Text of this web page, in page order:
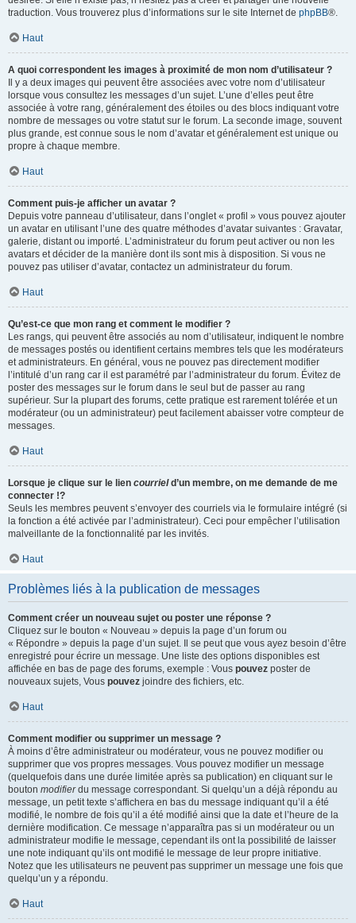
traduction. Vous trouverez plus d’informations sur le site Internet de phpBB®.
Haut
A quoi correspondent les images à proximité de mon nom d’utilisateur ?
Il y a deux images qui peuvent être associées avec votre nom d’utilisateur
lorsque vous consultez les messages d’un sujet. L’une d’elles peut être
associée à votre rang, généralement des étoiles ou des blocs indiquant votre
nombre de messages ou votre statut sur le forum. La seconde image, souvent
plus grande, est connue sous le nom d’avatar et généralement est unique ou
propre à chaque membre.
Haut
Comment puis-je afficher un avatar ?
Depuis votre panneau d’utilisateur, dans l’onglet « profil » vous pouvez ajouter
un avatar en utilisant l’une des quatre méthodes d’avatar suivantes : Gravatar,
galerie, distant ou importé. L’administrateur du forum peut activer ou non les
avatars et décider de la manière dont ils sont mis à disposition. Si vous ne
pouvez pas utiliser d’avatar, contactez un administrateur du forum.
Haut
Qu’est-ce que mon rang et comment le modifier ?
Les rangs, qui peuvent être associés au nom d’utilisateur, indiquent le nombre
de messages postés ou identifient certains membres tels que les modérateurs
et administrateurs. En général, vous ne pouvez pas directement modifier
l’intitulé d’un rang car il est paramétré par l’administrateur du forum. Évitez de
poster des messages sur le forum dans le seul but de passer au rang
supérieur. Sur la plupart des forums, cette pratique est rarement tolérée et un
modérateur (ou un administrateur) peut facilement abaisser votre compteur de
messages.
Haut
Lorsque je clique sur le lien courrield’un membre, on me demande de me
connecter !?
Seuls les membres peuvent s’envoyer des courriels via le formulaire intégré (si
la fonction a été activée par l’administrateur). Ceci pour empêcher l’utilisation
malveillante de la fonctionnalité par les invités.
Haut
Problèmes liés à la publication de messages
Comment créer un nouveau sujet ou poster une réponse ?
Cliquez sur le bouton « Nouveau » depuis la page d’un forum ou
« Répondre » depuis la page d’un sujet. Il se peut que vous ayez besoin d’être
enregistré pour écrire un message. Une liste des options disponibles est
affichée en bas de page des forums, exemple : Vous pouvez poster de
nouveaux sujets, Vous pouvez joindre des fichiers, etc.
Haut
Comment modifier ou supprimer un message ?
À moins d’être administrateur ou modérateur, vous ne pouvez modifier ou
supprimer que vos propres messages. Vous pouvez modifier un message
(quelquefois dans une durée limitée après sa publication) en cliquant sur le
bouton modifierdu message correspondant. Si quelqu’un a déjà répondu au
message, un petit texte s’affichera en bas du message indiquant qu’il a été
modifié, le nombre de fois qu’il a été modifié ainsi que la date et l’heure de la
dernière modification. Ce message n’apparaîtra pas si un modérateur ou un
administrateur modifie le message, cependant ils ont la possibilité de laisser
une note indiquant qu’ils ont modifié le message de leur propre initiative.
Notez que les utilisateurs ne peuvent pas supprimer un message une fois que
quelqu’un y a répondu.
Haut